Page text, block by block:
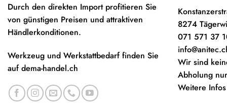
Durch den direkten Import profitieren Sie
von günstigen Preisen und attraktiven
Händlerkonditionen.
Werkzeug und Werkstattbedarf finden Sie
aufdema-handel.ch
8274
071 571 37
Wir sind
Abholung
Weitere